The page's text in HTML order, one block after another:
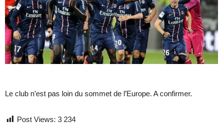
Le club n’est pas loin du sommet de l’Europe. A confirmer.
Post Views: 3 234